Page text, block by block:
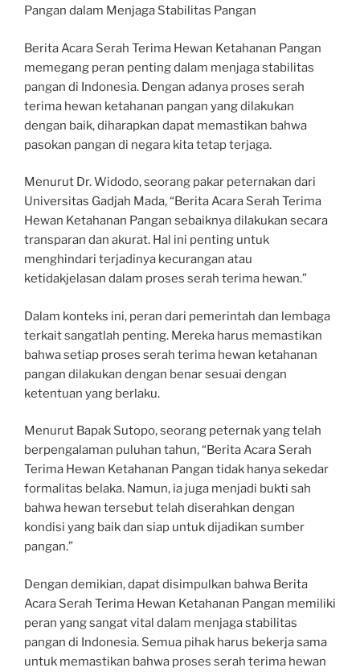
Pangan dalam Menjaga Stabilitas Pangan
Berita Acara Serah Terima Hewan Ketahanan Pangan
memegang peran penting dalam menjaga stabilitas
pangan di Indonesia. Dengan adanya proses serah
terima hewan ketahanan pangan yang dilakukan
dengan baik, diharapkan dapat memastikan bahwa
pasokan pangan di negara kita tetap terjaga.
Menurut Dr. Widodo, seorang pakar peternakan dari
Universitas Gadjah Mada, “Berita Acara Serah Terima
Hewan Ketahanan Pangan sebaiknya dilakukan secara
transparan dan akurat. Hal ini penting untuk
menghindari terjadinya kecurangan atau
ketidakjelasan dalam proses serah terima hewan.”
Dalam konteks ini, peran dari pemerintah dan lembaga
terkait sangatlah penting. Mereka harus memastikan
bahwa setiap proses serah terima hewan ketahanan
pangan dilakukan dengan benar sesuai dengan
ketentuan yang berlaku.
Menurut Bapak Sutopo, seorang peternak yang telah
berpengalaman puluhan tahun, “Berita Acara Serah
Terima Hewan Ketahanan Pangan tidak hanya sekedar
formalitas belaka. Namun, ia juga menjadi bukti sah
bahwa hewan tersebut telah diserahkan dengan
kondisi yang baik dan siap untuk dijadikan sumber
pangan.”
Dengan demikian, dapat disimpulkan bahwa Berita
Acara Serah Terima Hewan Ketahanan Pangan memiliki
peran yang sangat vital dalam menjaga stabilitas
pangan di Indonesia. Semua pihak harus bekerja sama
untuk memastikan bahwa proses serah terima hewan